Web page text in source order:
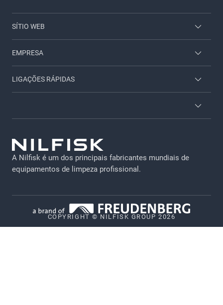
SÍTIO WEB
Nilfisk Doméstico
Acesso empregados
EMPRESA
Sobre nos
LIGAÇÕES RÁPIDAS
Acessórios
Serviço técnico
Emprego
Proteção de dados
Aviso legal
Política de cookies
Política de comunicação de vulnerabilidades
A Nilfisk é um dos principais fabricantes mundiais de
equipamentos de limpeza profissional.
COPYRIGHT © NILFISK GROUP 2026